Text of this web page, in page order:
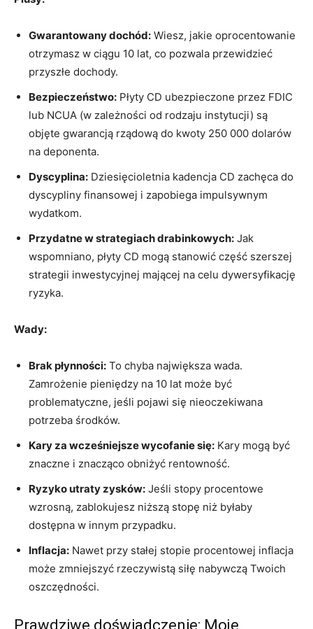
Gwarantowany dochód: Wiesz, jakie oprocentowanie
otrzymasz w ciągu 10 lat, co pozwala przewidzieć
przyszłe dochody.
Bezpieczeństwo: Płyty CD ubezpieczone przez FDIC
lub NCUA (w zależności od rodzaju instytucji) są
objęte gwarancją rządową do kwoty 250 000 dolarów
na deponenta.
Dyscyplina: Dziesięcioletnia kadencja CD zachęca do
dyscypliny finansowej i zapobiega impulsywnym
wydatkom.
Przydatne w strategiach drabinkowych: Jak
wspomniano, płyty CD mogą stanowić część szerszej
strategii inwestycyjnej mającej na celu dywersyfikację
ryzyka.
Wady:
Brak płynności: To chyba największa wada.
Zamrożenie pieniędzy na 10 lat może być
problematyczne, jeśli pojawi się nieoczekiwana
potrzeba środków.
Kary za wcześniejsze wycofanie się: Kary mogą być
znaczne i znacząco obniżyć rentowność.
Ryzyko utraty zysków: Jeśli stopy procentowe
wzrosną, zablokujesz niższą stopę niż byłaby
dostępna w innym przypadku.
Inflacja: Nawet przy stałej stopie procentowej inflacja
może zmniejszyć rzeczywistą siłę nabywczą Twoich
oszczędności.
Prawdziwe doświadczenie: Moje